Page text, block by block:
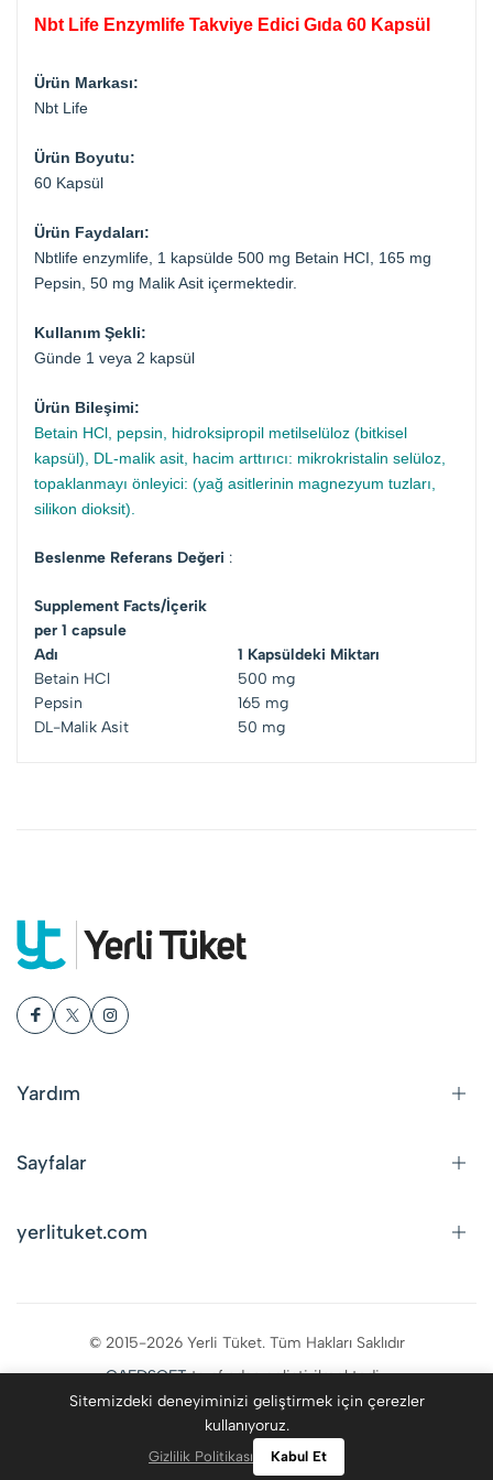
Nbt Life Enzymlife Takviye Edici Gıda 60 Kapsül
Ürün Markası:
Nbt Life
Ürün Boyutu:
60 Kapsül
Ürün Faydaları:
Nbtlife enzymlife, 1 kapsülde 500 mg Betain HCI, 165 mg
Pepsin, 50 mg Malik Asit içermektedir.
Kullanım Şekli:
Günde 1 veya 2 kapsül
Ürün Bileşimi:
Betain HCl, pepsin, hidroksipropil metilselüloz (bitkisel
kapsül), DL-malik asit, hacim arttırıcı: mikrokristalin selüloz,
topaklanmayı önleyici: (yağ asitlerinin magnezyum tuzları,
silikon dioksit).
Beslenme Referans Değeri :
Supplement Facts/İçerik
per 1 capsule
Adı
1 Kapsüldeki Miktarı
Betain HCl
500 mg
Pepsin
165 mg
DL-Malik Asit
50 mg
Yardım
Sayfalar
yerlituket.com
© 2015-2026 Yerli Tüket. Tüm Hakları Saklıdır
CAFDSOFTtarafından geliştirilmektedir.
Sitemizdeki deneyiminizi geliştirmek için çerezler
kullanıyoruz.
Gizlilik Politikası Kabul Et
Giriş Yap
0
Favoriler